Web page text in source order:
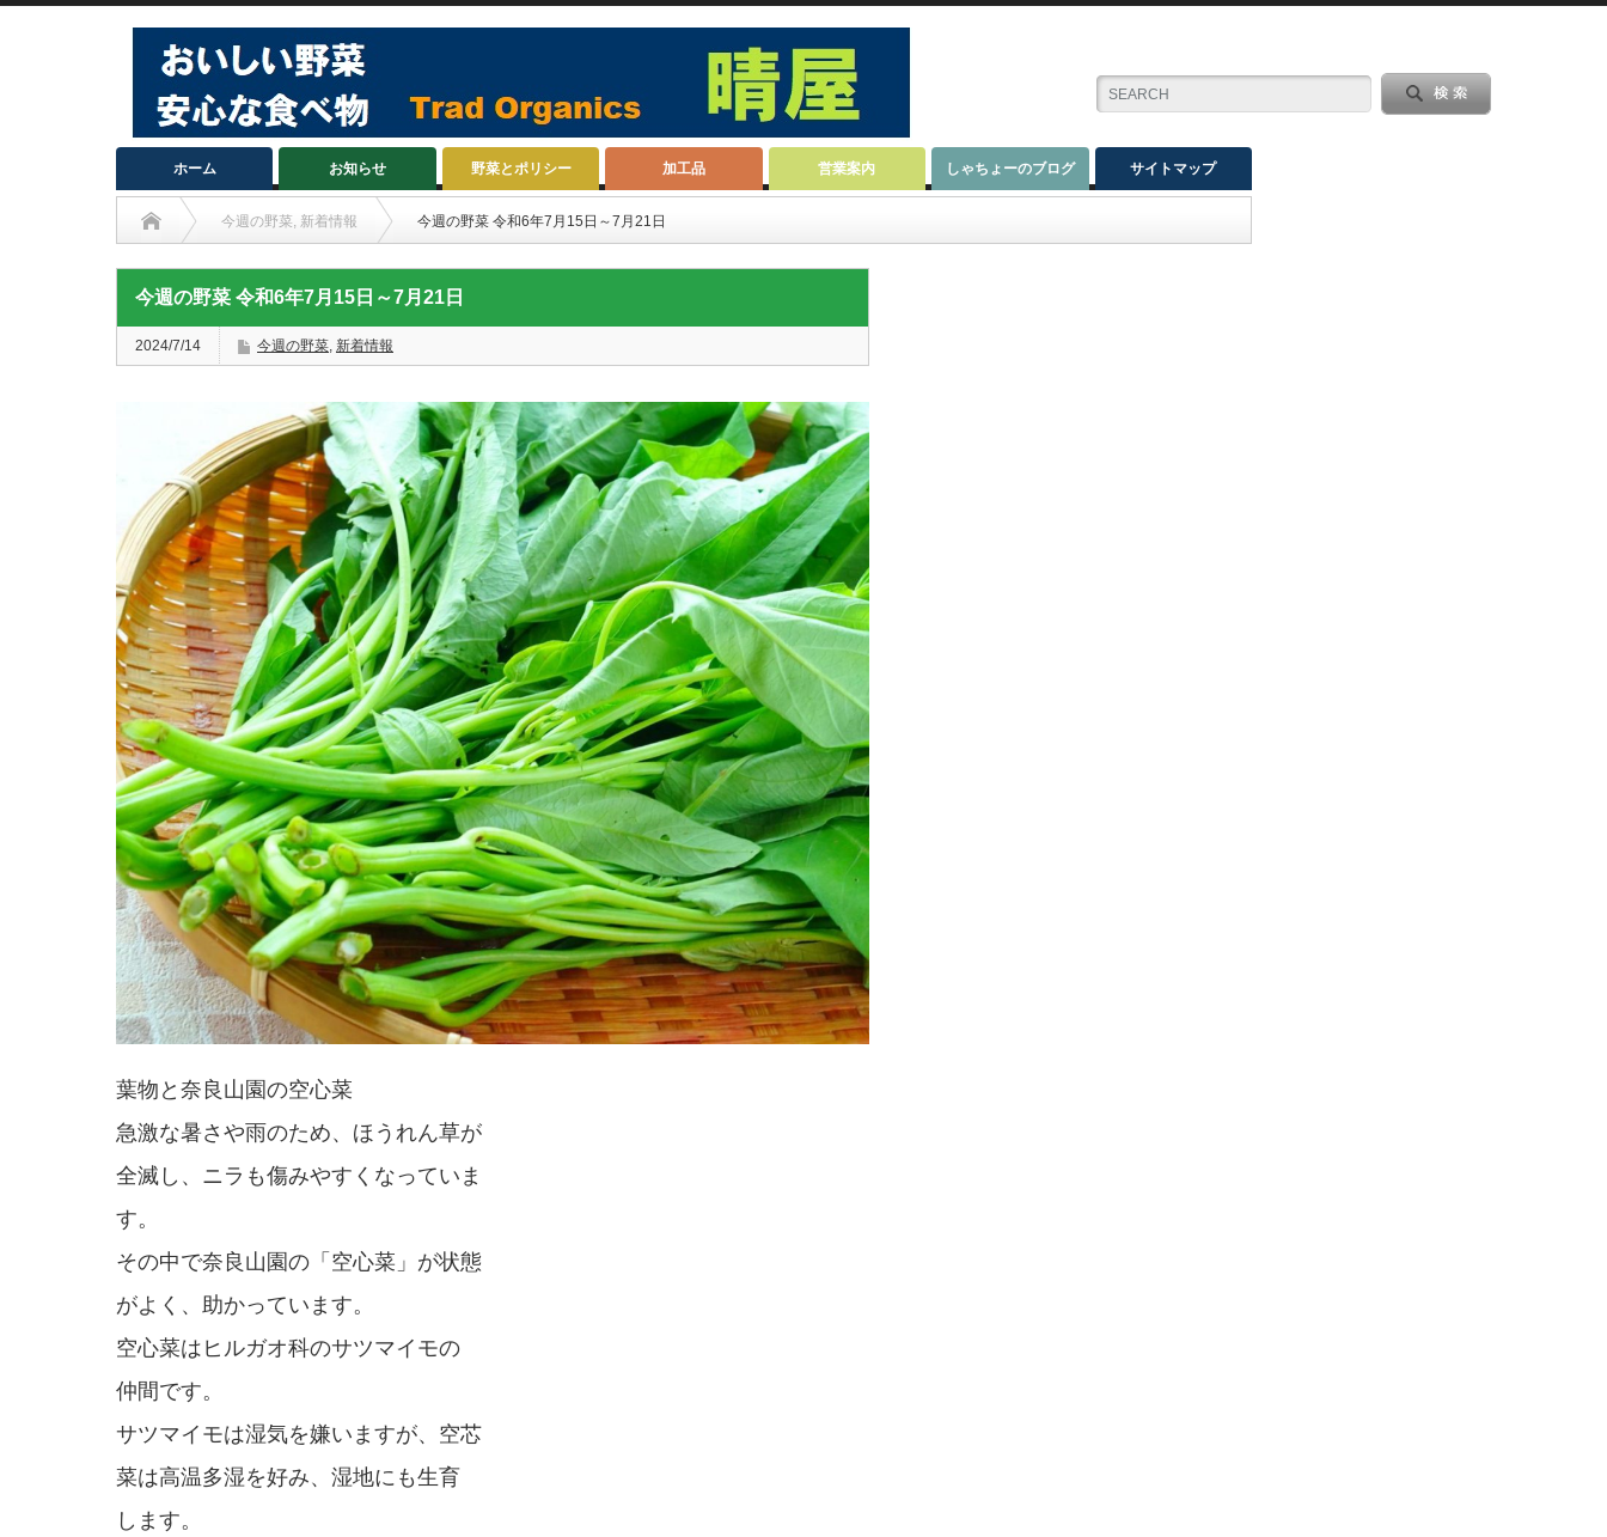
ホーム お知らせ 野菜とポリシー 加工品 営業案内 しゃちょーのブログ サイトマップ
今週の野菜, 新着情報 今週の野菜 令和6年7月15日～7月21日
今週の野菜 令和6年7月15日～7月21日
2024/7/14 今週の野菜, 新着情報
葉物と奈良山園の空心菜
急激な暑さや雨のため、ほうれん草が
全滅し、ニラも傷みやすくなっていま
す。
その中で奈良山園の「空心菜」が状態
がよく、助かっています。
空心菜はヒルガオ科のサツマイモの
仲間です。
サツマイモは湿気を嫌いますが、空芯
菜は高温多湿を好み、湿地にも生育
します。